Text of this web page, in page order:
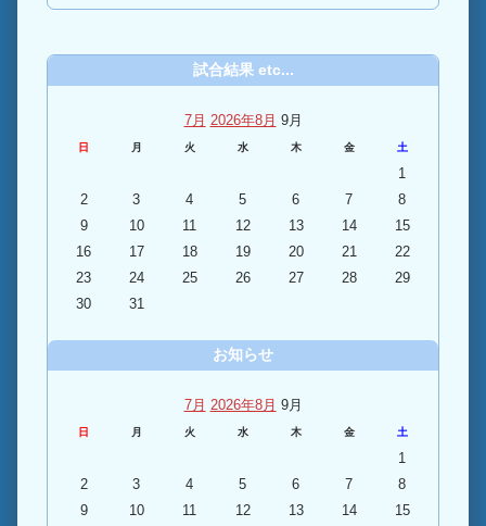
試合結果 etc...
7月 2026年8月 9月
日 月 火 水 木 金 土
1
2
3 4 5 6 7
8
9
10 11 12 13 14
15
16
17 18 19 20 21
22
23
24 25 26 27 28
29
30
31
お知らせ
7月 2026年8月 9月
日 月 火 水 木 金 土
1
2
3 4 5 6 7
8
9
10 11 12 13 14
15